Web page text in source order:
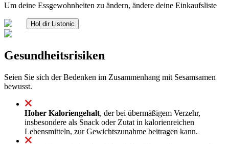
Um deine Essgewohnheiten zu ändern, ändere deine Einkaufsliste
Hol dir Listonic
Gesundheitsrisiken
Seien Sie sich der Bedenken im Zusammenhang mit Sesamsamen
bewusst.
Hoher Kaloriengehalt, der bei übermäßigem Verzehr,
insbesondere als Snack oder Zutat in kalorienreichen
Lebensmitteln, zur Gewichtszunahme beitragen kann.